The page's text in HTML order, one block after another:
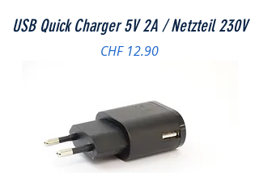
USB Quick Charger 5V 2A / Netzteil 230V
Preis
CHF 12.90